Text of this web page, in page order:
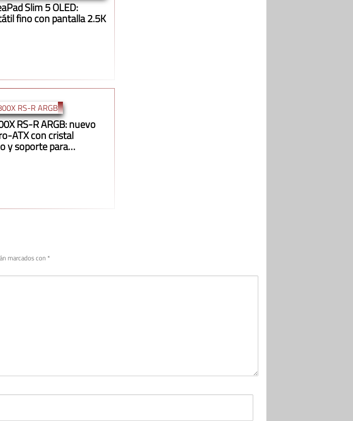
Slim 5 OLED:
fino con pantalla 2.5K
RS-R ARGB: nuevo
ATX con cristal
y soporte para
marcados con *